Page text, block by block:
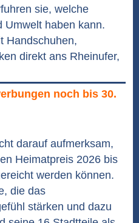
sie, welche
Umwelt haben kann.
Handschuhen,
direkt ans Rheinufer,
noch bis 30.
darauf aufmerksam,
Heimatpreis 2026 bis
werden können.
die das
stärken und dazu